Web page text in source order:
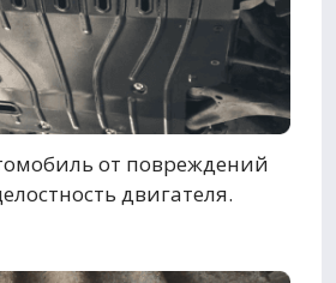
от повреждений
двигателя.